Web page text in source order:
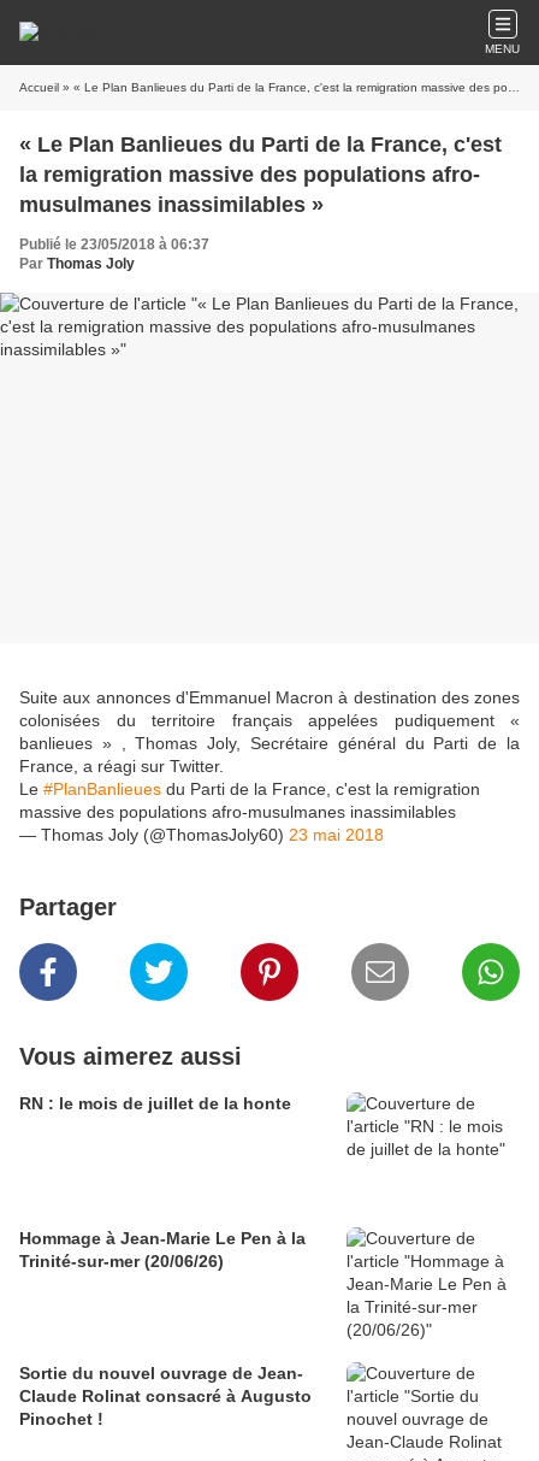
MENU
Accueil » « Le Plan Banlieues du Parti de la France, c'est la remigration massive des populations afro-musulmanes inassimilables »
« Le Plan Banlieues du Parti de la France, c'est
la remigration massive des populations afro-
musulmanes inassimilables »
Publié le 23/05/2018 à 06:37
Par Thomas Joly
Suite aux annonces d'Emmanuel Macron à destination des zones
colonisées du territoire français appelées pudiquement «
banlieues », Thomas Joly, Secrétaire général du Parti de la
France, a réagi sur Twitter.
Le #PlanBanlieues du Parti de la France, c'est la remigration
massive des populations afro-musulmanes inassimilables
— Thomas Joly (@ThomasJoly60) 23 mai 2018
Partager
Vous aimerez aussi
RN : le mois de juillet de la honte
Hommage à Jean-Marie Le Pen à la
Trinité-sur-mer (20/06/26)
Sortie du nouvel ouvrage de Jean-
Claude Rolinat consacré à Augusto
Pinochet !